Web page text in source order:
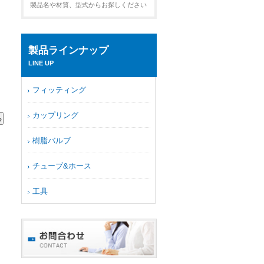
製品名や材質、型式からお探しください
製品ラインナップ
LINE UP
フィッティング
カップリング
樹脂バルブ
チューブ&ホース
工具